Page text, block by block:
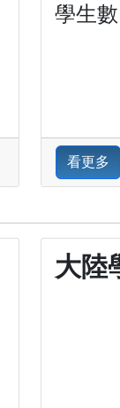
學生
看更多
大陸